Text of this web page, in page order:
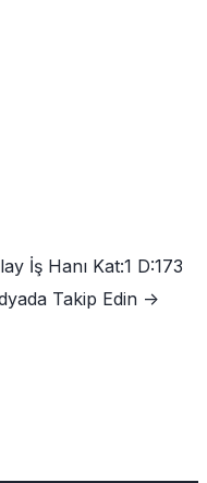
İş Hanı Kat:1 D:173
Takip Edin ->